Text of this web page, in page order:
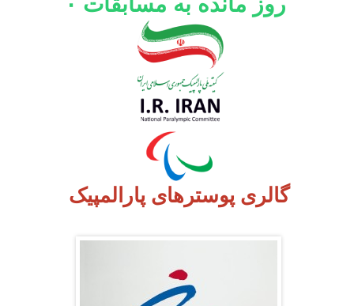
گالری پوسترهای پارالمپیک